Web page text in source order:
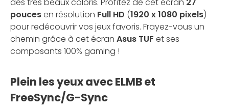
des très beaux coloris. Profitez de cet écran 27
poucesen résolution Full HD (1920 x 1080 pixels)
pour redécouvrir vos jeux favoris. Frayez-vous un
chemin grâce à cet écran Asus TUF et ses
composants 100% gaming !
Plein les yeux avec ELMB et
FreeSync/G-Sync